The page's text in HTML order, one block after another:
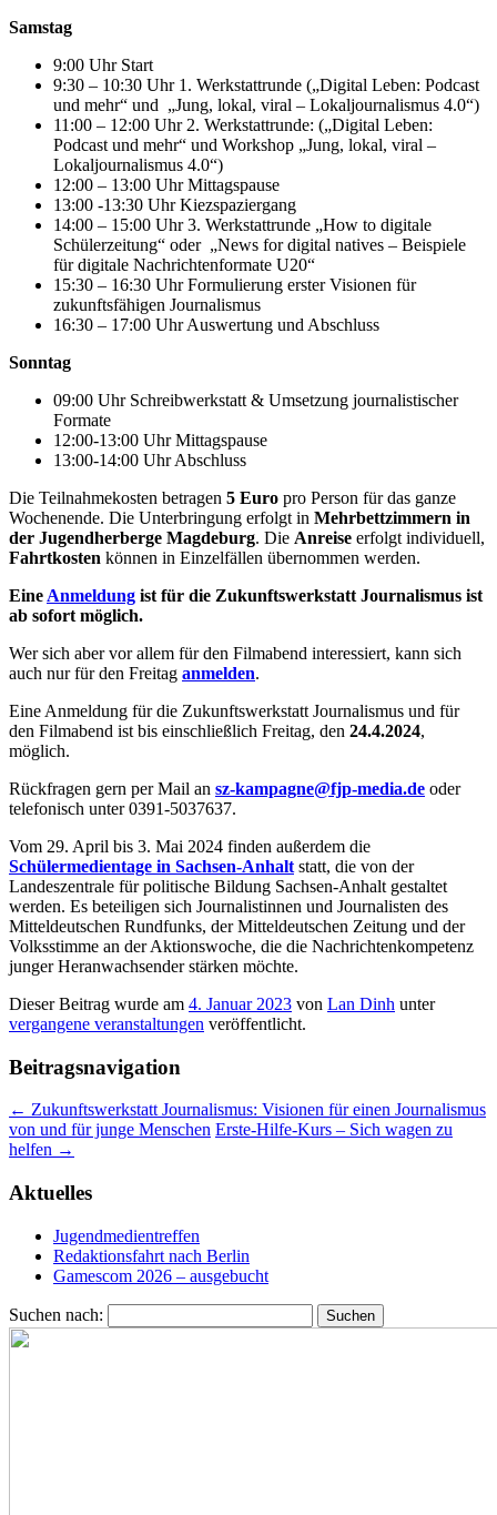
Samstag
9:00 Uhr Start
9:30 – 10:30 Uhr 1. Werkstattrunde („Digital Leben: Podcast
und mehr“ und „Jung, lokal, viral – Lokaljournalismus 4.0“)
11:00 – 12:00 Uhr 2. Werkstattrunde: („Digital Leben:
Podcast und mehr“ und Workshop „Jung, lokal, viral –
Lokaljournalismus 4.0“)
12:00 – 13:00 Uhr Mittagspause
13:00 -13:30 Uhr Kiezspaziergang
14:00 – 15:00 Uhr 3. Werkstattrunde „How to digitale
Schülerzeitung“ oder „News for digital natives – Beispiele
für digitale Nachrichtenformate U20“
15:30 – 16:30 Uhr Formulierung erster Visionen für
zukunftsfähigen Journalismus
16:30 – 17:00 Uhr Auswertung und Abschluss
Sonntag
09:00 Uhr Schreibwerkstatt & Umsetzung journalistischer
Formate
12:00-13:00 Uhr Mittagspause
13:00-14:00 Uhr Abschluss
Die Teilnahmekosten betragen 5 Euro pro Person für das ganze
Wochenende. Die Unterbringung erfolgt in Mehrbettzimmern in
der Jugendherberge Magdeburg. Die Anreise erfolgt individuell,
Fahrtkosten können in Einzelfällen übernommen werden.
Eine Anmeldung ist für die Zukunftswerkstatt Journalismus ist
ab sofort möglich.
Wer sich aber vor allem für den Filmabend interessiert, kann sich
auch nur für den Freitag anmelden.
Eine Anmeldung für die Zukunftswerkstatt Journalismus und für
den Filmabend ist bis einschließlich Freitag, den 24.4.2024,
möglich.
Rückfragen gern per Mail an sz-kampagne@fjp-media.de oder
telefonisch unter 0391-5037637.
Vom 29. April bis 3. Mai 2024 finden außerdem die
Schülermedientage in Sachsen-Anhalt statt, die von der
Landeszentrale für politische Bildung Sachsen-Anhalt gestaltet
werden. Es beteiligen sich Journalistinnen und Journalisten des
Mitteldeutschen Rundfunks, der Mitteldeutschen Zeitung und der
Volksstimme an der Aktionswoche, die die Nachrichtenkompetenz
junger Heranwachsender stärken möchte.
Dieser Beitrag wurde am 4. Januar 2023 von Lan Dinh unter
vergangene veranstaltungen veröffentlicht.
Beitragsnavigation
← Zukunftswerkstatt Journalismus: Visionen für einen Journalismus
von und für junge Menschen Erste-Hilfe-Kurs – Sich wagen zu
helfen →
Aktuelles
Jugendmedientreffen
Redaktionsfahrt nach Berlin
Gamescom 2026 – ausgebucht
Suchen nach: